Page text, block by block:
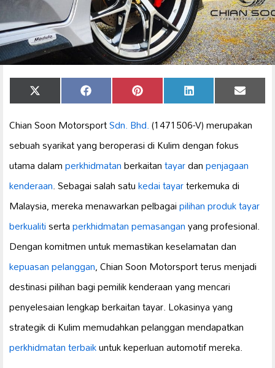
Share
on
X
(Twitter)
Share
on
Facebook Share
on
Pinterest Share
on
LinkedIn Share
on
Email
Chian Soon MotorsportSdn. Bhd.(1471506-V) merupakan
sebuah syarikat yang beroperasi di Kulim dengan fokus
utama dalamperkhidmatanberkaitantayardanpenjagaan
kenderaan. Sebagai salah satukedai tayarterkemuka di
Malaysia, mereka menawarkan pelbagaipilihan produktayar
berkualitisertaperkhidmatan pemasanganyang profesional.
Dengan komitmen untuk memastikan keselamatan dan
kepuasan pelanggan, Chian Soon Motorsport terus menjadi
destinasi pilihan bagi pemilik kenderaan yang mencari
penyelesaian lengkap berkaitan tayar. Lokasinya yang
strategik di Kulim memudahkan pelanggan mendapatkan
perkhidmatan terbaikuntuk keperluan automotif mereka.